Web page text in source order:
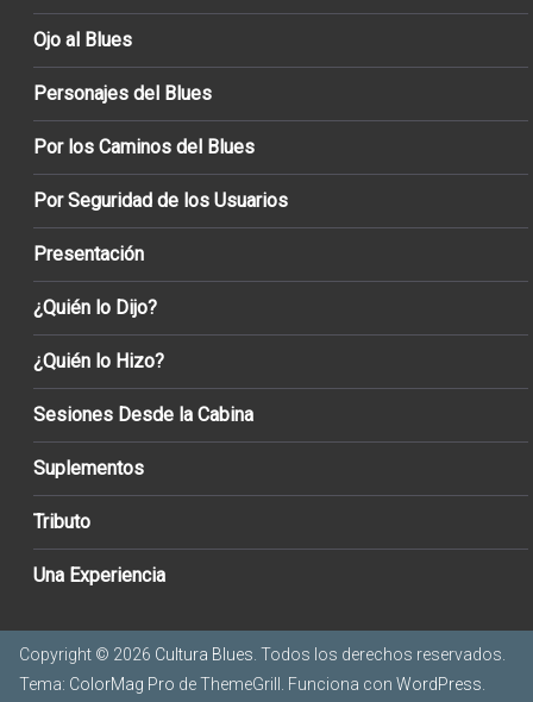
Ojo al Blues
Personajes del Blues
Por los Caminos del Blues
Por Seguridad de los Usuarios
Presentación
¿Quién lo Dijo?
¿Quién lo Hizo?
Sesiones Desde la Cabina
Suplementos
Tributo
Una Experiencia
Copyright © 2026 Cultura Blues . Todos los derechos reservados.
Tema: ColorMag Pro de ThemeGrill. Funciona con WordPress